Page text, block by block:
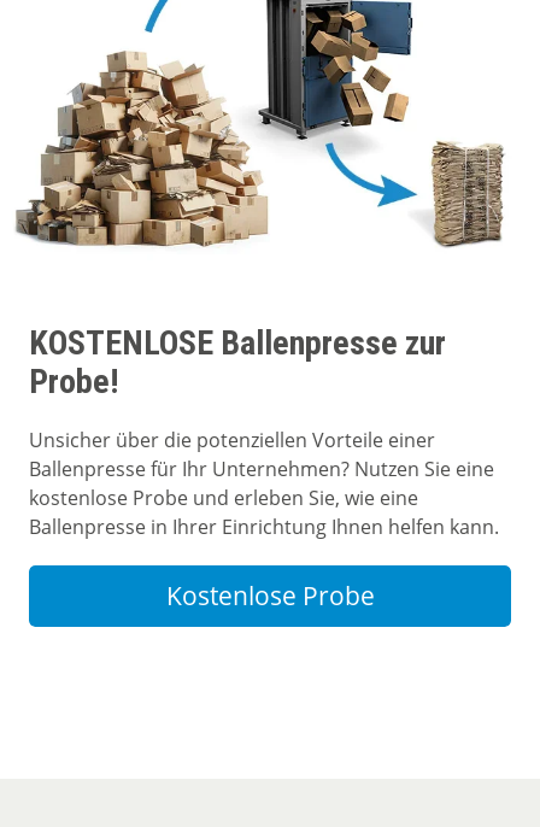
KOSTENLOSE Ballenpresse zur
Probe!
Unsicher über die potenziellen Vorteile einer
Ballenpresse für Ihr Unternehmen? Nutzen Sie eine
kostenlose Probe und erleben Sie, wie eine
Ballenpresse in Ihrer Einrichtung Ihnen helfen kann.
Kostenlose Probe